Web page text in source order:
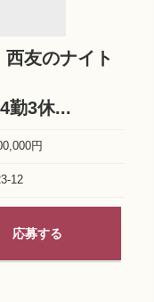
西友のナイト
勤3休...
円
12
応募する